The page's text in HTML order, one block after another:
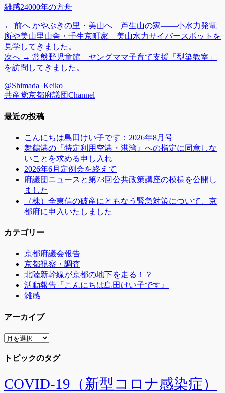
カ
ゴ
リ
ー
雑感タ
24000年の方舟
投
稿
ナ
ゲ
シ
← 前へ 前
の
投
稿:
かやぶきの里・美山へ 芦生山の家――小水力発電
所や美山里山舎・壬生京町家 美山水力サイバースポットを
見学してきました。
次へ → 次
の
稿:
常盤野児童館 ヤングママ子育て支援「型染教室」
を訪問してきました。
@Shimada_Keiko
共産党京都府議団Channel
最近の投稿
こんにちは島田けい子です：2026年8月号
舞鶴港の『特定利用空港・港湾』への指定に同意しな
いことを求める申し入れ
2026年6月定例会を終えて
府議団ニュースと第73回公共政策講座の模様を公開し
ました
（株）全東信の破産にともなう緊急対策について、京
都府に申入いたしました
カテゴリー
京都府議会報告
京都視察・調査
北陸新幹線が京都の地下を走る！？
活動報告『こんにちは島田けい子です』
雑感
アーカイブ
ア
カ
ブ
トピックのタグ
COVID-19（新型コロナ感染症）